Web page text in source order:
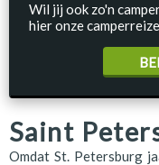
Saint
Omdat St. Petersburg
Wil jij ook zo'n
hier onze